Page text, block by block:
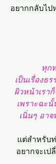
อยากกลับไป
ทุก
เป็นเรื่องธ
ผิวหน้าเรา
เพราะฉะ
เนิ่นๆ อา
แต่สำหรับ
อยากจะเป